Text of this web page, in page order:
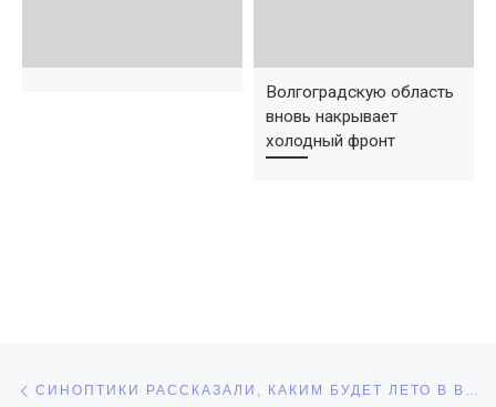
Волгоградскую область
вновь накрывает
холодный фронт
Навигация по записям СИНОПТИКИ РАССКАЗАЛИ, КАКИМ БУДЕТ ЛЕТО В ВОЛГОГРАДЕ